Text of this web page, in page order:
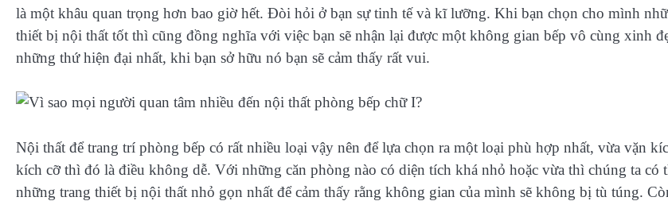
là một khâu quan trọng hơn bao giờ hết. Đòi hỏi ở bạn sự tinh tế và kĩ lưỡng. Khi bạn chọn cho mình
thiết bị nội thất tốt thì cũng đồng nghĩa với việc bạn sẽ nhận lại được một không gian bếp vô cùng xinh
những thứ hiện đại nhất, khi bạn sở hữu nó bạn sẽ cảm thấy rất vui.
Nội thất để trang trí phòng bếp có rất nhiều loại vậy nên để lựa chọn ra một loại phù hợp nhất, vừa vặn
kích cỡ thì đó là điều không dễ. Với những căn phòng nào có diện tích khá nhỏ hoặc vừa thì chúng ta có
những trang thiết bị nội thất nhỏ gọn nhất để cảm thấy rằng không gian của mình sẽ không bị tù túng.